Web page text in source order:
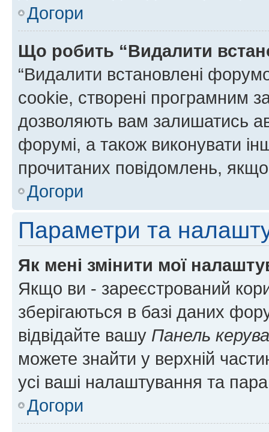
Догори
Що робить “Видалити
“Видалити встановлені
cookie, створені програмним
дозволяють вам залишатись
форумі, а також виконувати
прочитаних повідомлень,
Догори
Параметри та
Як мені змінити мої
Якщо ви - зареєстрований
зберігаються в базі даних
відвідайте вашу Панель
можете знайти у верхній
усі ваші налаштування та
Догори